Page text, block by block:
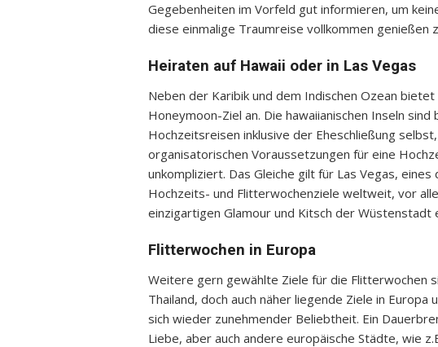
Gegebenheiten im Vorfeld gut informieren, um
diese einmalige Traumreise vollkommen genießen
Heiraten auf Hawaii oder in Las Vegas
Neben der Karibik und dem Indischen Ozean bietet
Honeymoon-Ziel an. Die hawaiianischen Inseln
Hochzeitsreisen inklusive der Eheschließung
organisatorischen Voraussetzungen für eine
unkompliziert. Das Gleiche gilt für Las Vegas,
Hochzeits- und Flitterwochenziele weltweit, vor
einzigartigen Glamour und Kitsch der Wüstenstadt
Flitterwochen in Europa
Weitere gern gewählte Ziele für die Flitterwochen
Thailand, doch auch näher liegende Ziele in
sich wieder zunehmender Beliebtheit. Ein
Liebe, aber auch andere europäische Städte, wie